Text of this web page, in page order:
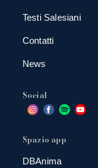
Testi Salesiani
Contatti
News
Social
Spazio app
DBAnima